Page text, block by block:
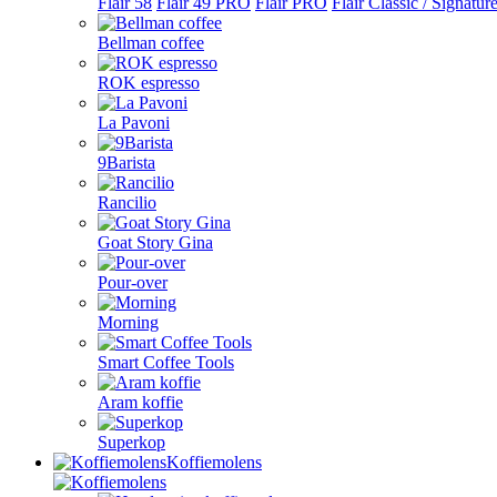
Bellman coffee
ROK espresso
La Pavoni
9Barista
Rancilio
Goat Story Gina
Pour-over
Morning
Smart Coffee Tools
Aram koffie
Superkop
Koffiemolens